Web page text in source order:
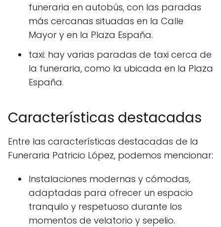
funeraria en autobús, con las paradas
más cercanas situadas en la Calle
Mayor y en la Plaza España.
taxi: hay varias paradas de taxi cerca de
la funeraria, como la ubicada en la Plaza
España.
Características destacadas
Entre las características destacadas de la
Funeraria Patricio López, podemos mencionar:
Instalaciones modernas y cómodas,
adaptadas para ofrecer un espacio
tranquilo y respetuoso durante los
momentos de velatorio y sepelio.